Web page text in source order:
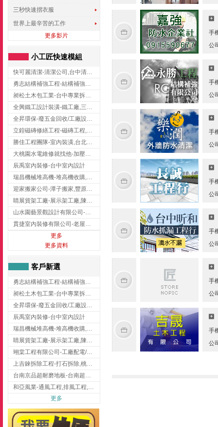
三秒快速摺衣服
世界上最辛苦的工作
更多影片
小工匠快速模組
快可麗清潔-清潔公司,台中清潔公司,台中居家清潔
勇志結構補強工程-結構補強工程 ,桃園結構補強工程,龍潭結構補強工程
昶松土木包工業-台中專業拆除工程/挖土機出租
全興鐵工設計裝潢-鐵工廠,三峽鐵工廠,台北鐵工廠
全昇環保-廢五金回收/工廠設備收購/機械設備回收/高價收購廠房設備
立鍠磁磚修繕工程-磁磚工程,磁磚修補,新竹磁磚工程
勝佳工程團隊-室內裝潢,台北房屋裝修,三重室內裝修
大桃園水電維修就找他-加壓馬達,抽水馬達,桃園水電行,中壢水電
辰禹室內裝修-台中室內設計
瑞昌機械堆高機-堆高機收購,新北市堆高機,桃園堆高機
迎家搬家公司-潭子搬家,豐原搬家,大雅搬家,大甲搬家,台中推薦搬家,台中搬家
睛展貨架工廠-展示架工廠,陳列架,台中展示架工廠
山水園藝景觀設計有限公司-景觀工程,景觀設計,新竹園藝工程,新竹景觀設計
貫捷室內裝修有限公司-老屋翻新工程,台中老屋翻新工程,台中舊屋翻新
更多
更多資料
客戶新選
勇志結構補強工程-結構補強工程 ,桃園結構補強工程,龍潭結構補強工程
昶松土木包工業-台中專業拆除工程/挖土機出租
全昇環保-廢五金回收/工廠設備收購/機械設備回收/高價收購廠房設備
辰禹室內裝修-台中室內設計
瑞昌機械堆高機-堆高機收購,新北市堆高機,桃園堆高機
睛展貨架工廠-展示架工廠,陳列架,台中展示架工廠
翊棠工程有限公司-工廠配電/高雄消防機電公司
上吉錸拆除工程-打石拆除,桃園打石拆除,桃園拆除工程
台南京品超耐磨地板-台南超耐磨地板
和亞風業-通風工程,排風工程,彰化通風工程,彰化排風工程
更多
手
公
手
公
手
公
手
公
手
公
手
公
手
公